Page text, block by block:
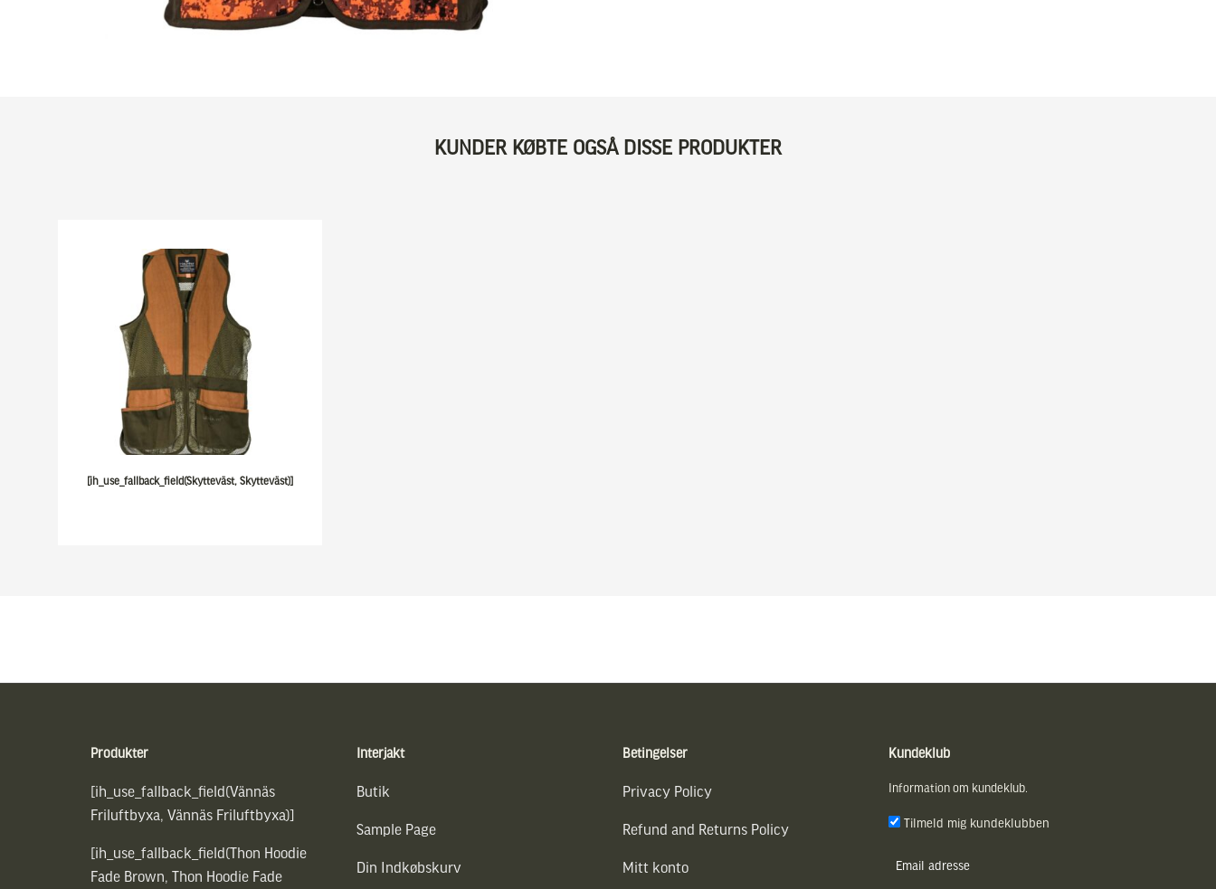
KUNDER KØBTE OGSÅ DISSE PRODUKTER
[ih_use_fallback_field(Skytteväst, Skytteväst)]
Produkter
[ih_use_fallback_field(Vännäs
Friluftbyxa, Vännäs Friluftbyxa)]
[ih_use_fallback_field(Thon Hoodie
Fade Brown, Thon Hoodie Fade
Interjakt
Butik
Sample Page
Din Indkøbskurv
Betingelser
Privacy Policy
Refund and Returns Policy
Mitt konto
Kundeklub
Information om kundeklub.
Tilmeld mig kundeklubben
E-